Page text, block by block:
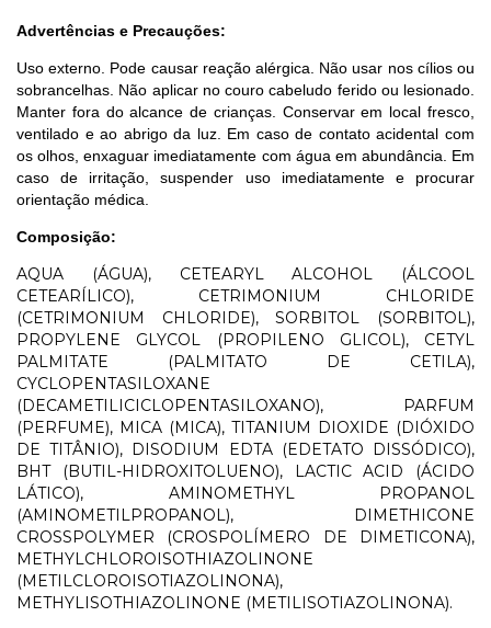
Advertências e Precauções:
Uso externo. Pode causar reação alérgica. Não usar nos cílios ou
sobrancelhas. Não aplicar no couro cabeludo ferido ou lesionado.
Manter fora do alcance de crianças. Conservar em local fresco,
ventilado e ao abrigo da luz. Em caso de contato acidental com
os olhos, enxaguar imediatamente com água em abundância. Em
caso de irritação, suspender uso imediatamente e procurar
orientação médica.
Composição:
AQUA (ÁGUA), CETEARYL ALCOHOL (ÁLCOOL
CETEARÍLICO), CETRIMONIUM CHLORIDE
(CETRIMONIUM CHLORIDE), SORBITOL (SORBITOL),
PROPYLENE GLYCOL (PROPILENO GLICOL), CETYL
PALMITATE (PALMITATO DE CETILA),
CYCLOPENTASILOXANE
(DECAMETILICICLOPENTASILOXANO), PARFUM
(PERFUME), MICA (MICA), TITANIUM DIOXIDE (DIÓXIDO
DE TITÂNIO), DISODIUM EDTA (EDETATO DISSÓDICO),
BHT (BUTIL-HIDROXITOLUENO), LACTIC ACID (ÁCIDO
LÁTICO), AMINOMETHYL PROPANOL
(AMINOMETILPROPANOL), DIMETHICONE
CROSSPOLYMER (CROSPOLÍMERO DE DIMETICONA),
METHYLCHLOROISOTHIAZOLINONE
(METILCLOROISOTIAZOLINONA),
METHYLISOTHIAZOLINONE (METILISOTIAZOLINONA).